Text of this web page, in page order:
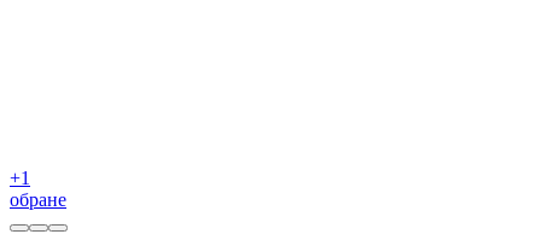
+1
обране